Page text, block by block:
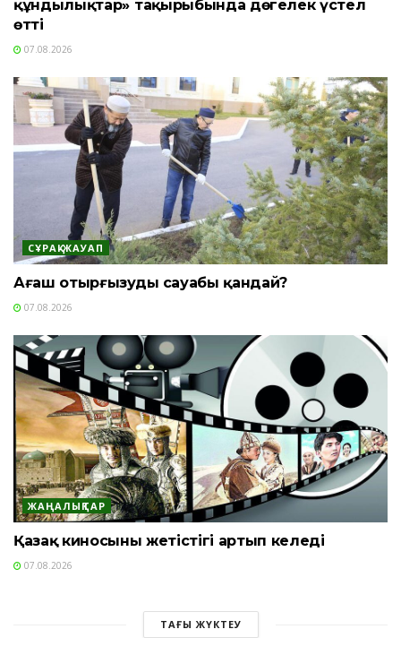
құндылықтар» тақырыбында дөңгелек үстел
өтті
07.08.2026
СҰРАҚ-ЖАУАП
Ағаш отырғызудың сауабы қандай?
07.08.2026
ЖАҢАЛЫҚТАР
Қазақ киносының жетістігі артып келеді
07.08.2026
ТАҒЫ ЖҮКТЕУ